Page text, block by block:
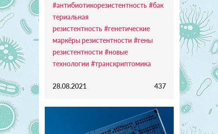
#антибиотикорезистентность #бак
териальная
резистентность #генетические
маркёры резистентности #гены
резистентности #новые
технологии #транскриптомика
28.08.2021 437